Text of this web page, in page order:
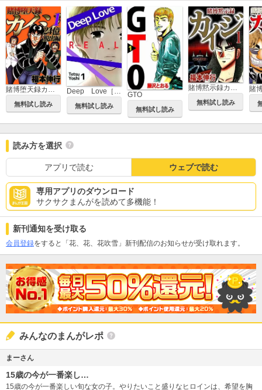
無料試し読み 無料試し読み
GTO
無料試し読み
賭博黙示録カイジ
無料試し読み
読み方を選択
アプリで読む ウェブで読む
専用アプリのダウンロード
サクサクまんがを読めて多機能！
新刊通知を受け取る
会員登録をすると「花、花、花吹雪」新刊配信のお知らせが受け取れます。
みんなのまんがレポ
まーさん
15歳の今が一番楽し…
15歳の今が一番楽しい旬な女の子。やりたいこと盛りなヒロインは、希望を胸